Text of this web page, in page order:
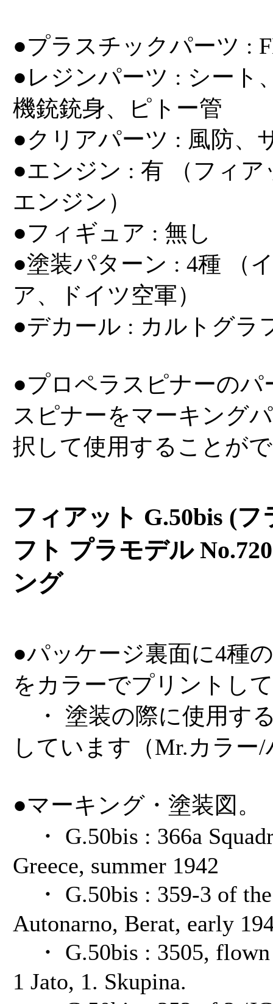
●プラスチックパーツ :
●レジンパーツ : シート
機銃銃身、ピトー管
●クリアパーツ : 風防、
●エンジン : 有 （フィア
エンジン）
●フィギュア : 無し
●塗装パターン : 4種 （
ア、ドイツ空軍）
●デカール : カルトグラ
●プロペラスピナーのパ
スピナーをマーキング
択して使用することが
フィアット G.50bis (
フト プラモデル
ング
●パッケージ裏面に4種
をカラーでプリントし
・ 塗装の際に使用す
しています（Mr.カラー
●マーキング・塗装図。
・ G.50bis : 366a
Greece, summer 1942
・ G.50bis : 359-3 of
Autonarno, Berat, early
・ G.50bis : 3505,
1 Jato, 1. Skupina.